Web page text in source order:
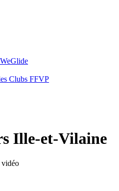
Clubs FFVP
Ille-et-Vilaine
vidéo